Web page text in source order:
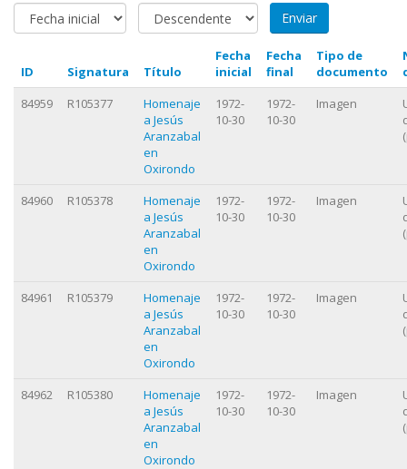
ID Signatura Título
Fecha
inicial
Fecha
final
Tipo de
documento
84959
R105377
Homenaje
a Jesús
Aranzabal
en
Oxirondo
1972-
10-30
1972-
10-30
Imagen
84960 R105378
Homenaje
a Jesús
Aranzabal
en
Oxirondo
1972-
10-30
1972-
10-30
Imagen
84961 R105379
Homenaje
a Jesús
Aranzabal
en
Oxirondo
1972-
10-30
1972-
10-30
Imagen
84962 R105380
Homenaje
a Jesús
Aranzabal
en
Oxirondo
1972-
10-30
1972-
10-30
Imagen